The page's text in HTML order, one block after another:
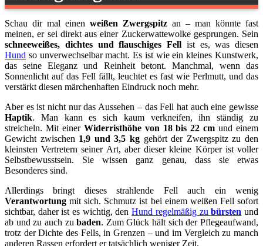
Schau dir mal einen weißen Zwergspitz an – man könnte fast
meinen, er sei direkt aus einer Zuckerwattewolke gesprungen. Sein
schneeweißes, dichtes und flauschiges Fell ist es, was diesen
Hund so unverwechselbar macht. Es ist wie ein kleines Kunstwerk,
das seine Eleganz und Reinheit betont. Manchmal, wenn das
Sonnenlicht auf das Fell fällt, leuchtet es fast wie Perlmutt, und das
verstärkt diesen märchenhaften Eindruck noch mehr.
Aber es ist nicht nur das Aussehen – das Fell hat auch eine gewisse
Haptik. Man kann es sich kaum verkneifen, ihn ständig zu
streicheln. Mit einer Widerristhöhe von 18 bis 22 cm und einem
Gewicht zwischen 1,9 und 3,5 kg gehört der Zwergspitz zu den
kleinsten Vertretern seiner Art, aber dieser kleine Körper ist voller
Selbstbewusstsein. Sie wissen ganz genau, dass sie etwas
Besonderes sind.
Allerdings bringt dieses strahlende Fell auch ein wenig
Verantwortung mit sich. Schmutz ist bei einem weißen Fell sofort
sichtbar, daher ist es wichtig, denHund regelmäßig zubürsten und
ab und zu auch zubaden. Zum Glück hält sich der Pflegeaufwand,
trotz der Dichte des Fells, in Grenzen – und im Vergleich zu manch
anderen Rassen erfordert er tatsächlich weniger Zeit.